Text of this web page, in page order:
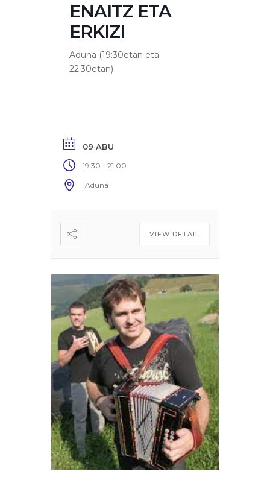
ENAITZ ETA
ERKIZI
Aduna (19:30etan eta
22:30etan)
09 ABU
19:30 - 21:00
Aduna
VIEW DETAIL